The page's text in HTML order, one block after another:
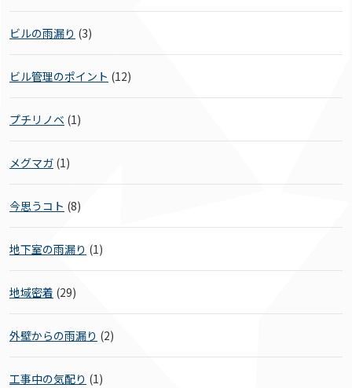
ビルの雨漏り (3)
ビル管理のポイント (12)
プチリノベ (1)
メグマガ (1)
今思うコト (8)
地下室の雨漏り (1)
地域密着 (29)
外壁からの雨漏り (2)
工事中の気配り (1)